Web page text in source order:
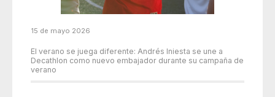
15 de mayo 2026
El verano se juega diferente: Andrés Iniesta se une a
Decathlon como nuevo embajador durante su campaña de
verano